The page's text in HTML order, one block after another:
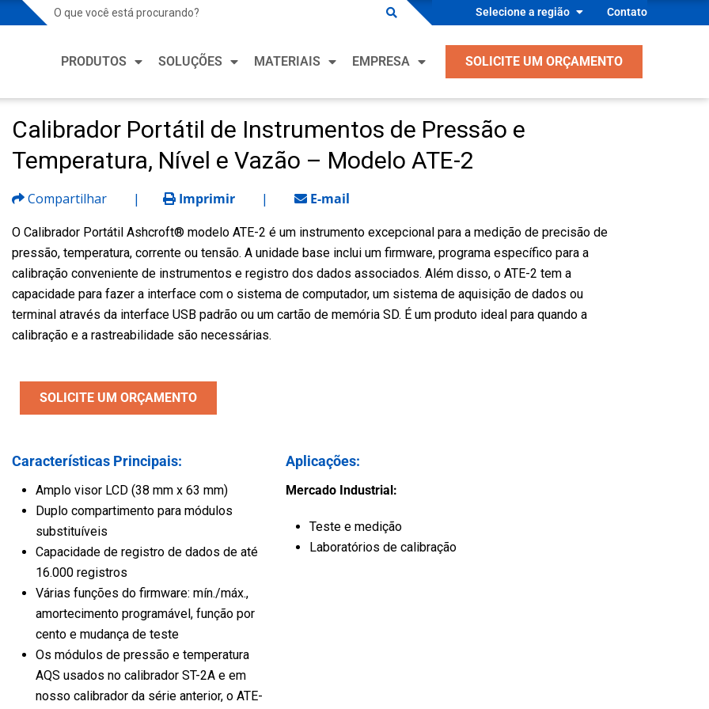
Mercados de Processo
Petroquímico e Químico
Alimentos e Bebidas
Mineração e Metalurgia
Petróleo e Gás
Energia
Mercados Industriais
Aquecimento, Ventilação, Ar Condicionado e
Fabricantes de Equipamentos de Processo
Semicondutor
Veículos
Selecione a região Contato
SOLICITE UM ORÇAMENTO
PRODUTOS SOLUÇÕES
Soluções para Indústria de Processo
Mercados de Processo
Petroquímico e Químico
Alimentos e Bebidas
Mineração e Metalurgia
Petróleo e Gás
Farmacêutica e Biotecnologia
Água e Esgoto
Soluções para OEM
Mercados Industriais
Aquecimento, Ventilação, Ar Condicionado e
Fabricantes de Equipamentos Industriais
Saúde e Segurança Médica
Fabricantes de Equipamentos de Processo
MATERIAIS EMPRESA
Calibrador Portátil de Instrumentos de Pressão e
Temperatura, Nível e Vazão – Modelo ATE-2
Compartilhar | Imprimir | E-mail
O Calibrador Portátil Ashcroft® modelo ATE-2 é um instrumento excepcional para a medição de precisão de
pressão, temperatura, corrente ou tensão. A unidade base inclui um firmware, programa específico para a
calibração conveniente de instrumentos e registro dos dados associados. Além disso, o ATE-2 tem a
capacidade para fazer a interface com o sistema de computador, um sistema de aquisição de dados ou
terminal através da interface USB padrão ou um cartão de memória SD. É um produto ideal para quando a
calibração e a rastreabilidade são necessárias.
SOLICITE UM ORÇAMENTO
Características Principais:
Amplo visor LCD (38 mm x 63 mm)
Duplo compartimento para módulos
substituíveis
Capacidade de registro de dados de até
16.000 registros
Várias funções do firmware: mín./máx.,
amortecimento programável, função por
cento e mudança de teste
Os módulos de pressão e temperatura
AQS usados no calibrador ST-2A e em
nosso calibrador da série anterior, o ATE-
Aplicações:
Mercado Industrial:
Teste e medição
Laboratórios de calibração